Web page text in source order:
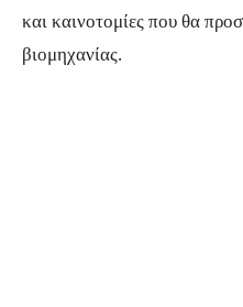
και καινοτομίες που θα
βιομηχανίας.